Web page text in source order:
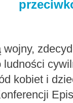
wojny,
kobiet i